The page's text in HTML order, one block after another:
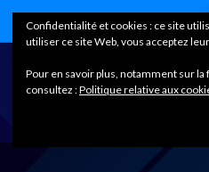
Home
Confidentialité et cookies : ce site
utiliser ce site Web, vous acceptez
Pour en savoir plus, notamment sur
consultez :Politique relative aux